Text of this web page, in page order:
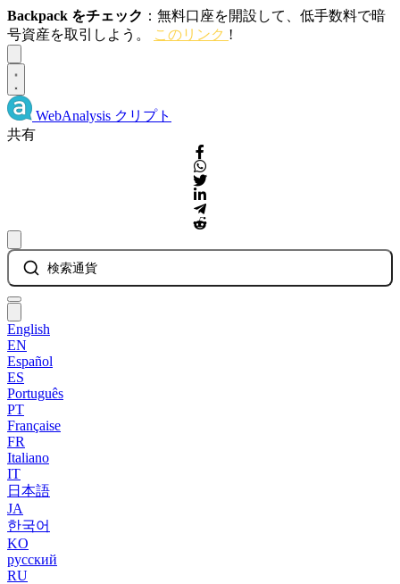
Backpack をチェック ：無料口座を開設して、低手数料で暗
号資産を取引しよう。
このリンク !
WebAnalysis クリプト
共有
検索通貨
English
EN
Español
ES
Português
PT
Française
FR
Italiano
IT
日本語
JA
한국어
KO
русский
RU